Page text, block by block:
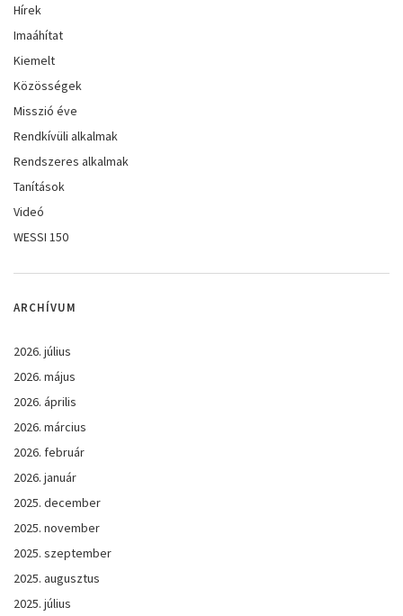
Hírek
Imaáhítat
Kiemelt
Közösségek
Misszió éve
Rendkívüli alkalmak
Rendszeres alkalmak
Tanítások
Videó
WESSI 150
ARCHÍVUM
2026. július
2026. május
2026. április
2026. március
2026. február
2026. január
2025. december
2025. november
2025. szeptember
2025. augusztus
2025. július